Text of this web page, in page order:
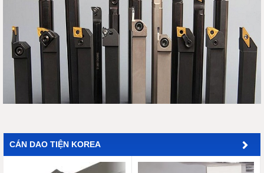
CÁN DAO TIỆN KOREA